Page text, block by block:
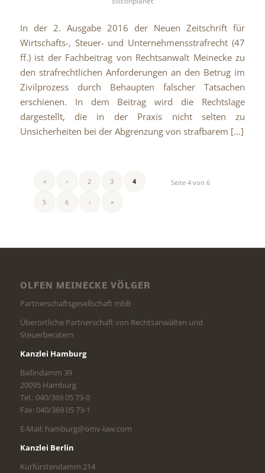
In der 2. Ausgabe 2016 der Neuen Zeitschrift für
Wirtschafts-, Steuer- und Unternehmensstrafrecht (47
ff.) ist der Fachbeitrag von Rechtsanwalt Meinecke zu
den strafrechtlichen Anforderungen an den Betrug im
Zivilprozess durch Behaupten falscher Tatsachen
erschienen. In dem Beitrag wird die Rechtslage
dargestellt, die in der Praxis nicht selten zu
Unsicherheiten bei der Abgrenzung von strafbarem […]
Seite 4 von 6
« ‹ 2 3 4
5 6 › »
OLFEN MEINECKE VÖLGER
Partnerschaftsgesellschaft mbB
Überörtliche Partnerschaft von Rechtsanwälten und
Steuerberatern
Kanzlei Hamburg
Ballindamm 39
20095 Hamburg
Tel.: 040/369 05 73-0
Fax: 040/369 05 73-1
E-Mail: hamburg@omv-law.com
Kanzlei Berlin
Kurfürstendamm 214